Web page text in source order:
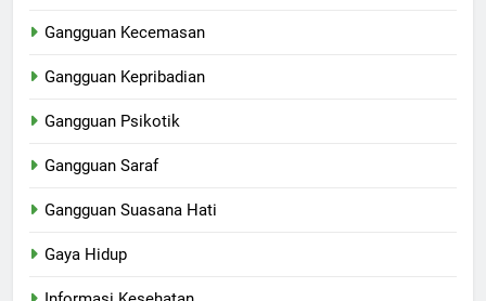
Gangguan Kecemasan
Gangguan Kepribadian
Gangguan Psikotik
Gangguan Saraf
Gangguan Suasana Hati
Gaya Hidup